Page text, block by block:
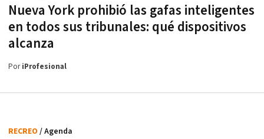
Nueva York prohibió las gafas inteligentes
en todos sus tribunales: qué dispositivos
alcanza
PoriProfesional
RECREO / Agenda